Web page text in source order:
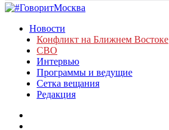
Новости
Конфликт на Ближнем Востоке
СВО
Интервью
Программы и ведущие
Сетка вещания
Редакция